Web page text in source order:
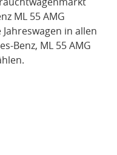
ML 55 AMG
in allen
Benz, ML 55 AMG